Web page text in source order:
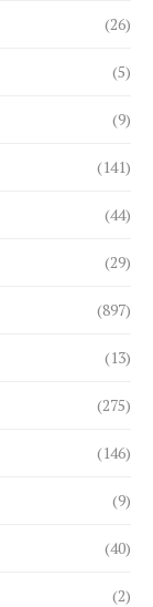
(26)
(5)
(9)
(141)
(44)
(29)
(897)
(13)
(275)
(146)
(9)
(40)
(2)